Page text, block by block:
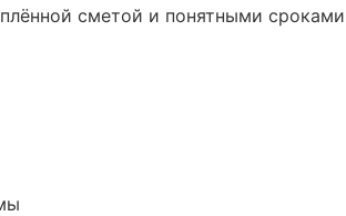
сметой и понятными